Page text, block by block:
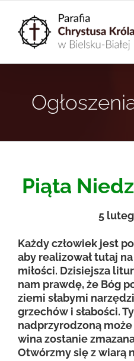
zawartości
Piąta
5
Każdy człowiek jest
aby realizował tutaj
miłości. Dzisiejsza
nam prawdę, że Bóg
ziemi słabymi
grzechów i słabości.
nadprzyrodzoną może
wina zostanie
Otwórzmy się z wiarą